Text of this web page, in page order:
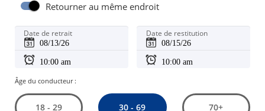
Retourner au même endroit
Date de retrait Date de restitution
Âge du conducteur :
18 - 29 30 - 69 70+